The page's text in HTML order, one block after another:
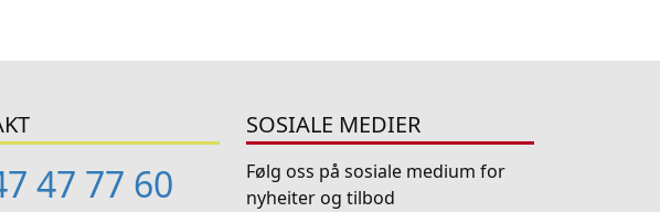
47 77 60
SOSIALE MEDIER
Følg oss på sosiale medium for
nyheiter og tilbod